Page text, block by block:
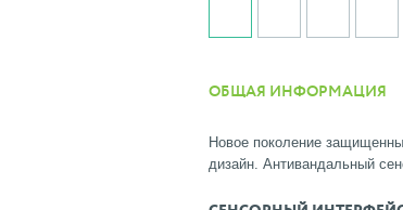
ОБЩАЯ ИНФОРМАЦИЯ
Новое поколение
дизайн. Антивандальный